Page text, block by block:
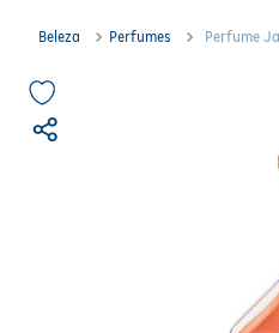
Beleza Perfumes Perfume